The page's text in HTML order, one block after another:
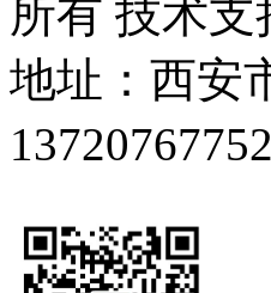
所有 技术支
地址：西安